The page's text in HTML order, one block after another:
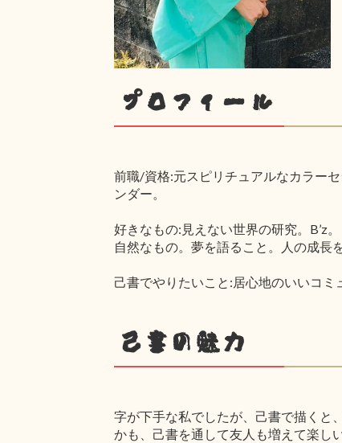
プロフィール
前職/資格:元スピリチュアルなカラー
ンダー。
好きなもの:見えない世界の研究。B’z。
自然なもの。夢を語ること。人の成長
己書でやりたいこと:居心地のいいコミ
己書の魅力
字が下手な私でしたが、己書で描くと
かも、己書を通して友人も増えて楽し